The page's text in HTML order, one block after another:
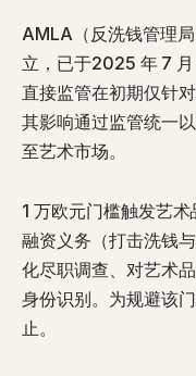
AMLA （反洗钱管理
立，已于2025 年 7 月
直接监管在初期仅针
其影响通过监管统一
至艺术市场。
1 万欧元门槛触发艺术
融资义务（打击洗钱
化尽职调查、对艺术品
身份识别。为规避该
止。